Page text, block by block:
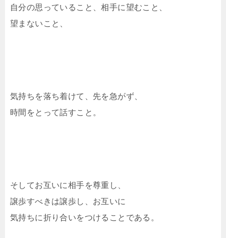
自分の思っていること、相手に望むこと、
望まないこと、
気持ちを落ち着けて、先を急がず、
時間をとって話すこと。
そしてお互いに相手を尊重し、
譲歩すべきは譲歩し、お互いに
気持ちに折り合いをつけることである。